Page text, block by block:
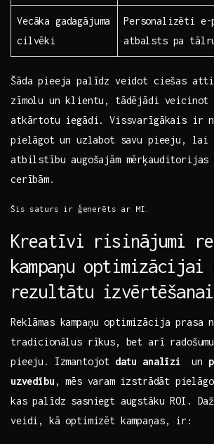
Vecāka gadagājuma‍
cilvēki
Personalizēti e-
atbalsts pa
Šāda pieeja palīdz veidot ciešas
zīmolu un klientu, tādējādi
atkārtotu iegādi. Vissvarīgākais ir
‍pielāgot⁢ un uzlabot savu ​pieeju, lai
atbilstību augošajām mērķauditorijas
‍cerībām.
Šis saturs ir ģenerēts ar MI.
Kreatīvi risinājumi
⁣kampaņu‍ optimizācijai
rezultātu ‍izvērtēšanai
Reklāmas kampaņu optimizācija prasa
tradicionālus‍ rīkus, bet arī
‍pieeju.‍ Izmantojot datu ⁣analīzi ⁣ un
⁢uzvedību , mēs varam⁤ izstrādāt
kas palīdz sasniegt augstāku ROI.
veidi, kā optimizēt kampaņas, ir: